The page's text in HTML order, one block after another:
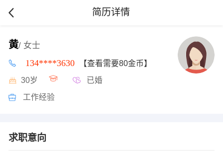
简历详情
黄/ 女士
134****3630 【查看需要80金币】
30岁 已婚
工作经验
求职意向